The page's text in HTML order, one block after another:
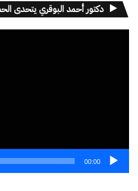
دكتور أحمد البوقري يتحدى
00:00